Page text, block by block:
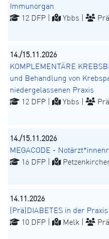
Immunorgan
12 DFP |
Ybbs |
14./15.11.2026
KOMPLEMENTÄRE
und Behandlung von
niedergelassenen Praxis
12 DFP |
Ybbs |
14./15.11.2026
MEGACODE -
16 DFP |
14.11.2026
(Prä)DIABETES in der Praxis
10 DFP |
Melk |